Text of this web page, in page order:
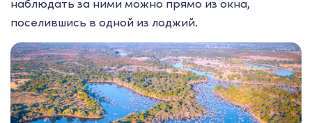
наблюдать за ними можно прямо из окна,
поселившись в одной из лоджий.